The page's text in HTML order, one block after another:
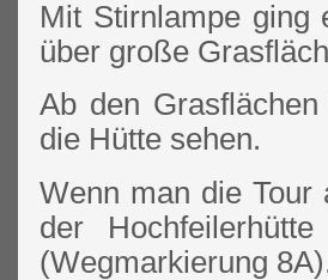
Mit Stirnlampe ging
über große
Ab den
die Hütte sehen.
Wenn man die Tour
der
(Wegmarkierung